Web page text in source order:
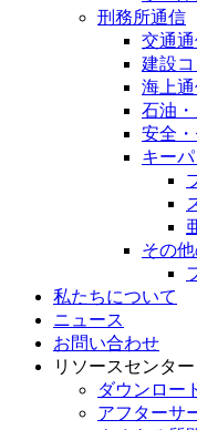
刑務所通信
交通
建設
海上
石油
安全
キー
その
私たちについて
ニュース
お問い合わせ
リソースセンター
ダウンロー
アフターサ